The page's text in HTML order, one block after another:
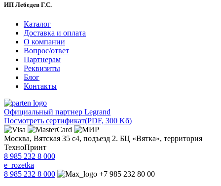
ИП Лебедев Г.С.
Каталог
Доставка и оплата
О компании
Вопрос/ответ
Партнерам
Реквизиты
Блог
Контакты
Официальный партнер Legrand
Посмотреть сертификат(PDF, 300 Kб)
Москва, Вятская 35 с4, подъезд 2. БЦ «Вятка», территория
ТехноПринт
8 985 232 8 000
e_rozetka
8 985 232 8 000
+7 985 232 80 00